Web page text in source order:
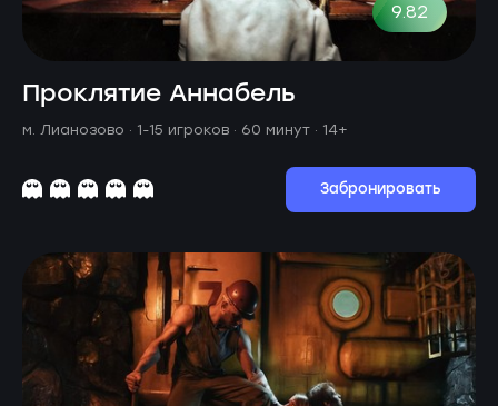
9.82
Проклятие Аннабель
м. Лианозово · 1-15 игроков · 60 минут · 14+
Забронировать